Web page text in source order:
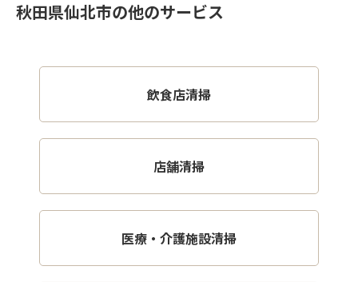
秋田県仙北市の他のサービス
飲食店清掃
店舗清掃
医療・介護施設清掃